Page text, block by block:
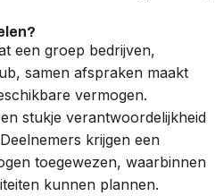
een groep bedrijven,
, samen afspraken maakt
vermogen.
stukje verantwoordelijkheid
krijgen een
toegewezen, waarbinnen
kunnen plannen.